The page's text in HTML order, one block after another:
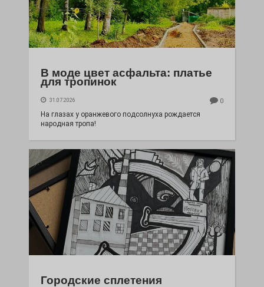
В моде цвет асфальта: платье
для тропинок
31.07.2026 0
На глазах у оранжевого подсолнуха рождается
народная тропа!
Городские сплетения